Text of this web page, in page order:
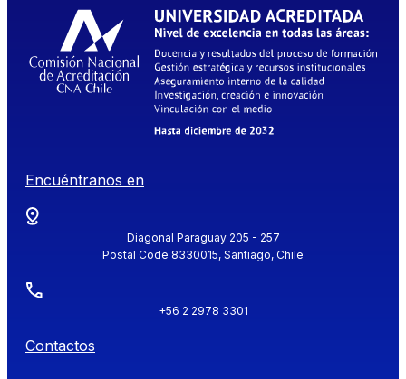
Encuéntranos en
Diagonal Paraguay 205 - 257
Postal Code 8330015, Santiago, Chile
+56 2 2978 3301
Contactos